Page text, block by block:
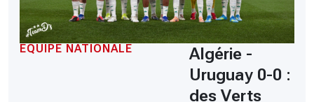
EQUIPE NATIONALE
Algérie -
Uruguay 0-0 :
des Verts